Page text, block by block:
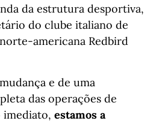
da estrutura desportiva,
do clube italiano de
americana Redbird
e de uma
das operações de
estamos a